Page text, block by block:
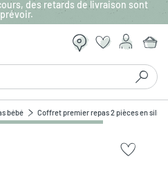
des retards de livraison sont
bébé Coffret premier repas 2 pièces en